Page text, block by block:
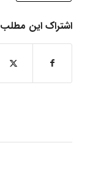
اشتراک این مطلب